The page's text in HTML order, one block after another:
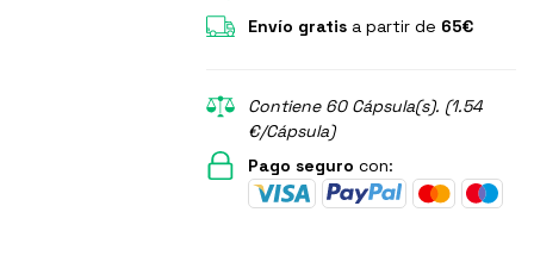
Envío gratis a partir de 65€
Contiene 60 Cápsula(s). (1.54
€/Cápsula)
Pago seguro con: